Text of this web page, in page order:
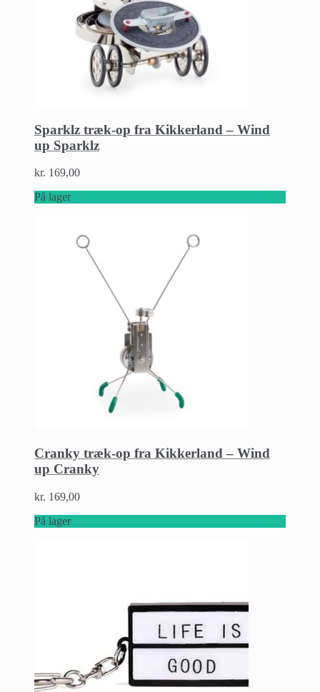
Sparklz træk-op fra Kikkerland – Wind
up Sparklz
kr. 169,00
På lager
Cranky træk-op fra Kikkerland – Wind
up Cranky
kr. 169,00
På lager